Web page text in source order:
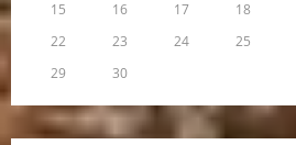
15
16 17 18
22
23 24 25
29
30